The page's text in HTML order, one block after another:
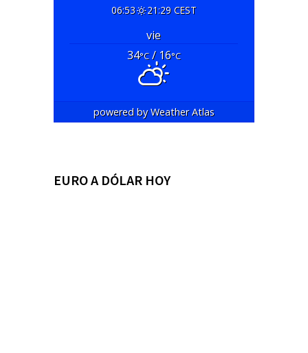
06:53 21:29 CEST
vie
34°C/ 16°C
powered byWeather Atlas
EURO A DÓLAR HOY